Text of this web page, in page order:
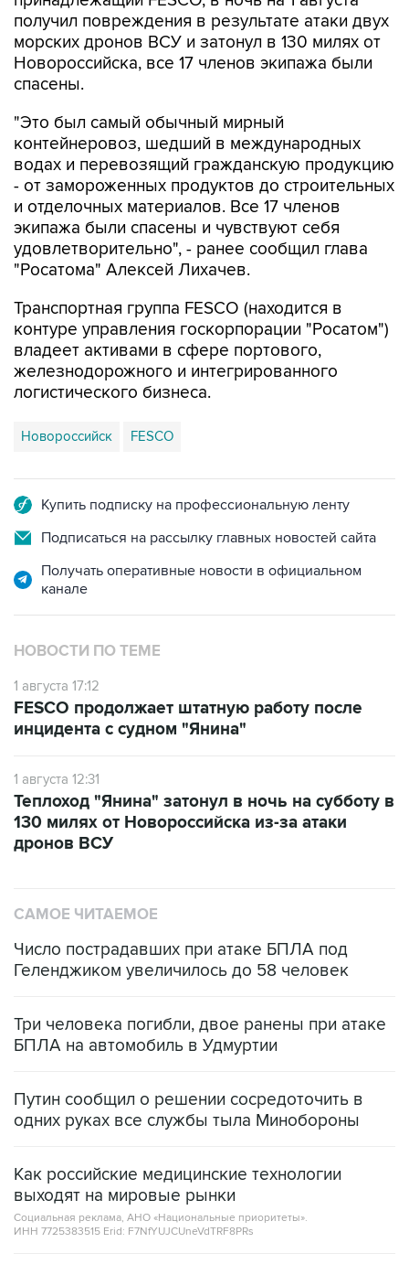
получил повреждения в результате атаки двух
морских дронов ВСУ и затонул в 130 милях от
Новороссийска, все 17 членов экипажа были
спасены.
"Это был самый обычный мирный
контейнеровоз, шедший в международных
водах и перевозящий гражданскую продукцию
- от замороженных продуктов до строительных
и отделочных материалов. Все 17 членов
экипажа были спасены и чувствуют себя
удовлетворительно", - ранее сообщил глава
"Росатома" Алексей Лихачев.
Транспортная группа FESCO (находится в
контуре управления госкорпорации "Росатом")
владеет активами в сфере портового,
железнодорожного и интегрированного
логистического бизнеса.
Новороссийск FESCO
Купить подписку на профессиональную ленту
Подписаться на рассылку главных новостей сайта
Получать оперативные новости в официальном
канале
НОВОСТИ ПО ТЕМЕ
1 августа 17:12
FESCO продолжает штатную работу после
инцидента с судном "Янина"
1 августа 12:31
Теплоход "Янина" затонул в ночь на субботу в
130 милях от Новороссийска из-за атаки
дронов ВСУ
САМОЕ ЧИТАЕМОЕ
Число пострадавших при атаке БПЛА под
Геленджиком увеличилось до 58 человек
Три человека погибли, двое ранены при атаке
БПЛА на автомобиль в Удмуртии
Путин сообщил о решении сосредоточить в
одних руках все службы тыла Минобороны
Как российские медицинские технологии
выходят на мировые рынки
Социальная реклама, АНО «Национальные приоритеты».
ИНН 7725383515 Erid: F7NfYUJCUneVdTRF8PRs